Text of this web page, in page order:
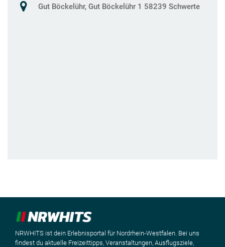
Gut Böckelühr, Gut Böckelühr 1 58239 Schwerte
NRWHITS ist dein Erlebnisportal für Nordrhein-Westfalen. Bei uns
findest du aktuelle Freizeittipps, Veranstaltungen, Ausflugsziele,